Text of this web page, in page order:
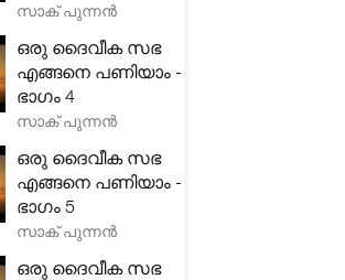
സാക് പുന്നൻ
ഒരു ദൈവീക സഭ
എങ്ങനെ പണിയാം -
ഭാഗം 4
സാക് പുന്നൻ
ഒരു ദൈവീക സഭ
എങ്ങനെ പണിയാം -
ഭാഗം 5
സാക് പുന്നൻ
ഒരു ദൈവീക സഭ